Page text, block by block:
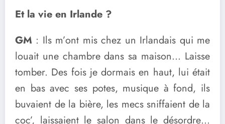
Et la vie en Irlande ?
GM : Ils m’ont mis chez un Irlandais qui me
louait une chambre dans sa maison… Laisse
tomber. Des fois je dormais en haut, lui était
en bas avec ses potes, musique à fond, ils
buvaient de la bière, les mecs sniffaient de la
coc’, laissaient le salon dans le désordre…